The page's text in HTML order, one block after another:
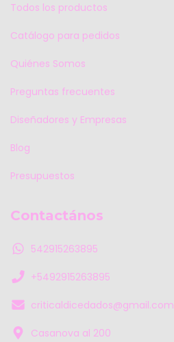
Todos los productos
Catálogo para pedidos
Quiénes Somos
Preguntas frecuentes
Diseñadores y Empresas
Blog
Presupuestos
Contactános
542915263895
+5492915263895
criticaldicedados@gmail.com
Casanova al 200